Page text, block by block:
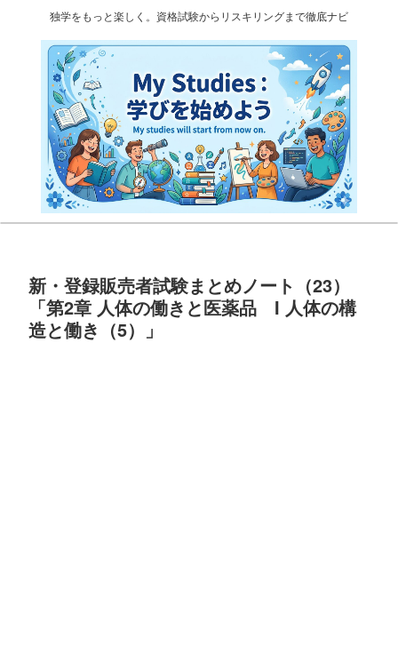
独学をもっと楽しく。資格試験からリスキリングまで徹底ナビ
新・登録販売者試験まとめノート（23）
「第2章 人体の働きと医薬品 I 人体の構
造と働き（5）」